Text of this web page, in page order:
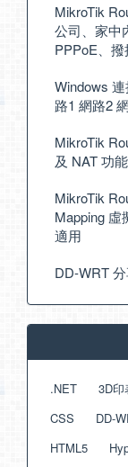
MikroTik
公司、家中
PPPoE、
Windows
路1 網路2
MikroTik
及 NAT 功能
MikroTik
Mapping 虛
適用
DD-WRT
.NET 3D印
CSS
DD-
HTML5